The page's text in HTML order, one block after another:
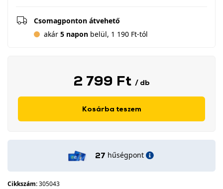
Csomagponton átvehető
akár 5 napon belül, 1 190 Ft-tól
2 799 Ft / db
Kosárba teszem
27 hűségpont
Cikkszám:305043